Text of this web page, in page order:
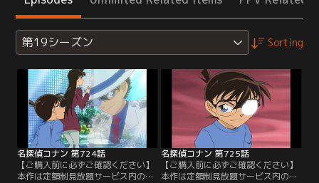
第19シーズン Sorting
名探偵コナン 第724話
【ご購入前に必ずご確認ください】
本作は定額制見放題サービス内の
名探偵コナン 第725話
【ご購入前に必ずご確認ください】
本作は定額制見放題サービス内の